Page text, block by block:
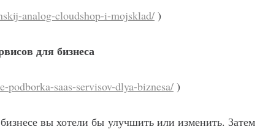
analog-cloudshop-i-mojsklad/ )
для бизнеса
saas-servisov-dlya-biznesa/ )
вы хотели бы улучшить или изменить. Затем